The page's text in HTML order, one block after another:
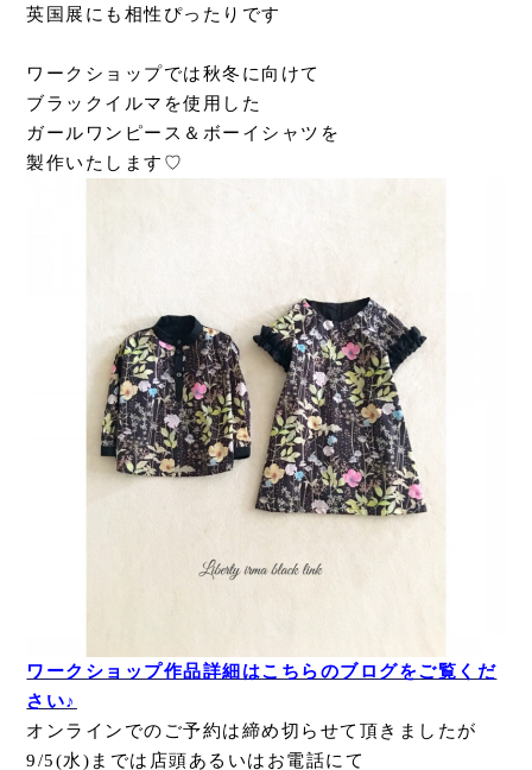
英国展にも相性ぴったりです
ワークショップでは秋冬に向けて
ブラックイルマを使用した
ガールワンピース＆ボーイシャツを
製作いたします♡
ワークショップ作品詳細はこちらのブログをご覧くだ
さい♪
オンラインでのご予約は締め切らせて頂きましたが
9/5(水)までは店頭あるいはお電話にて